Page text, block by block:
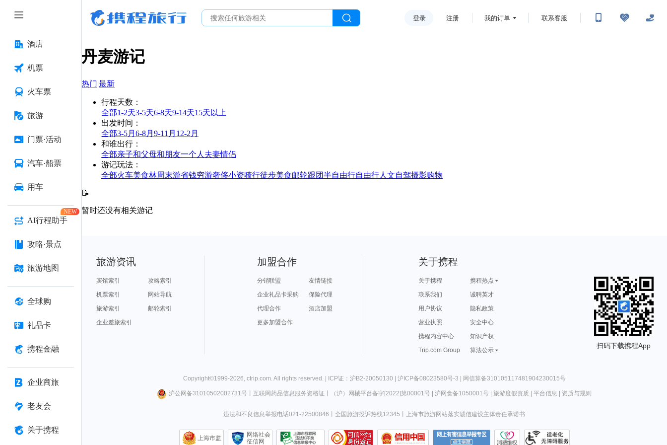
酒店
机票
火车票
旅游
门票·活动
汽车·船票
用车
AI行程助手
NEW
攻略·景点
旅游地图
全球购
礼品卡
携程金融
企业商旅
老友会
关于携程
登录 注册 我的订单 联系客服
丹麦游记
热门|最新
行程天数 ：
全部1-2天3-5天6-8天9-14天15天以上
出发时间 ：
全部3-5月 6-8月 9-11月 12-2月
和谁出行 ：
全部亲子和父母和朋友一个人 夫妻情侣
游记玩法 ：
全部火车美食林周末游省钱穷游奢侈小资骑行徒步美食邮轮跟团半自由行自由行人文自驾摄影购物
📝
暂时还没有相关游记
旅游资讯
宾馆索引
攻略索引
机票索引
网站导航
旅游索引
邮轮索引
企业差旅索引
加盟合作
分销联盟
友情链接
企业礼品卡采购
保险代理
代理合作
酒店加盟
更多加盟合作
关于携程
关于携程
携程热点
联系我们
诚聘英才
用户协议
隐私政策
营业执照
安全中心
携程内容中心
知识产权
Trip.com Group
算法公示
扫码下载携程App
Copyright©1999-2026, ctrip.com. All rights reserved. | ICP证：沪B2-20050130 | 沪ICP备08023580号-3 | 网信算备310105117481904230015号
沪公网备31010502002731号丨 互联网药品信息服务资格证 （沪）网械平台备字[2022]第00001号| 沪网食备1050001号| 旅游度假资质| 平台信息 资质与规则
违法和不良信息举报电话021-22500846 全国旅游投诉热线12345 上海市旅游网站落实诚信建设主体责任承诺书
上海市监
网络社会
征信网